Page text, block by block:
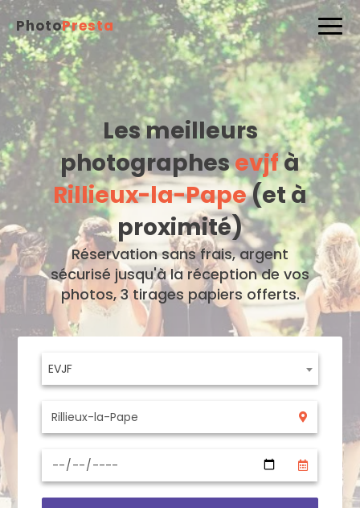
PhotoPresta
Les meilleurs
photographesevjfà
Rillieux-la-Pape(et à
proximité)
Réservation sans frais, argent
sécurisé jusqu'à la réception de vos
photos, 3 tirages papiers offerts.
EVJF